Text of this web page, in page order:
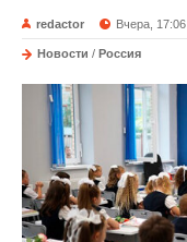
redactor Вчера, 17:06
Новости / Россия